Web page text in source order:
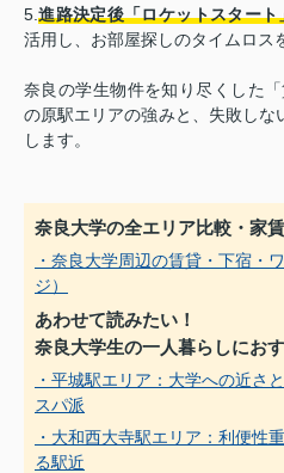
5. 進路決定後「ロケットスタート
活用し、お部屋探しのタイムロス
奈良の学生物件を知り尽くした
の原駅エリアの強みと、失敗しな
します。
奈良大学の全エリア比較・家
・奈良大学周辺の賃貸・下宿・
ジ）
あわせて読みたい！
奈良大学生の一人暮らしにお
・平城駅エリア：大学への近さ
スパ派
・大和西大寺駅エリア：利便性
る駅近